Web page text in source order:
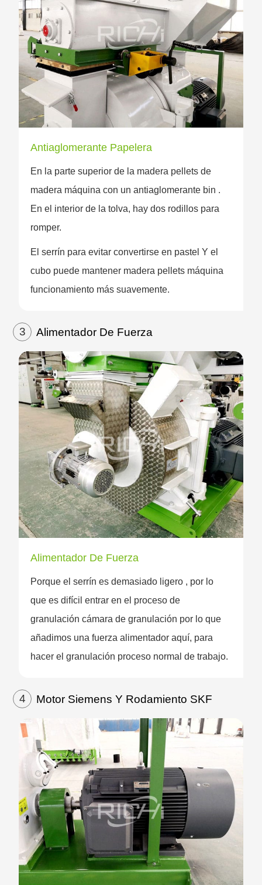
Antiaglomerante Papelera
En la parte superior de la madera pellets de
madera máquina con un antiaglomerante bin .
En el interior de la tolva, hay dos rodillos para
romper.
El serrín para evitar convertirse en pastel Y el
cubo puede mantener madera pellets máquina
funcionamiento más suavemente.
Alimentador De Fuerza
3
Alimentador De Fuerza
Porque el serrín es demasiado ligero , por lo
que es difícil entrar en el proceso de
granulación cámara de granulación por lo que
añadimos una fuerza alimentador aquí, para
hacer el granulación proceso normal de trabajo.
Motor Siemens Y Rodamiento SKF
4